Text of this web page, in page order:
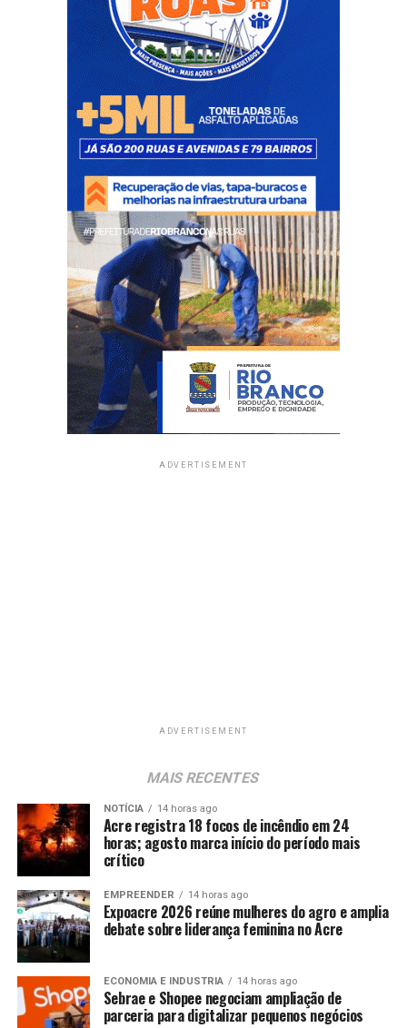
ADVERTISEMENT
ADVERTISEMENT
MAIS RECENTES
NOTÍCIA 14 horas ago
Acre registra 18 focos de incêndio em 24
horas; agosto marca início do período mais
crítico
EMPREENDER 14 horas ago
Expoacre 2026 reúne mulheres do agro e amplia
debate sobre liderança feminina no Acre
ECONOMIA E INDUSTRIA 14 horas ago
Sebrae e Shopee negociam ampliação de
parceria para digitalizar pequenos negócios